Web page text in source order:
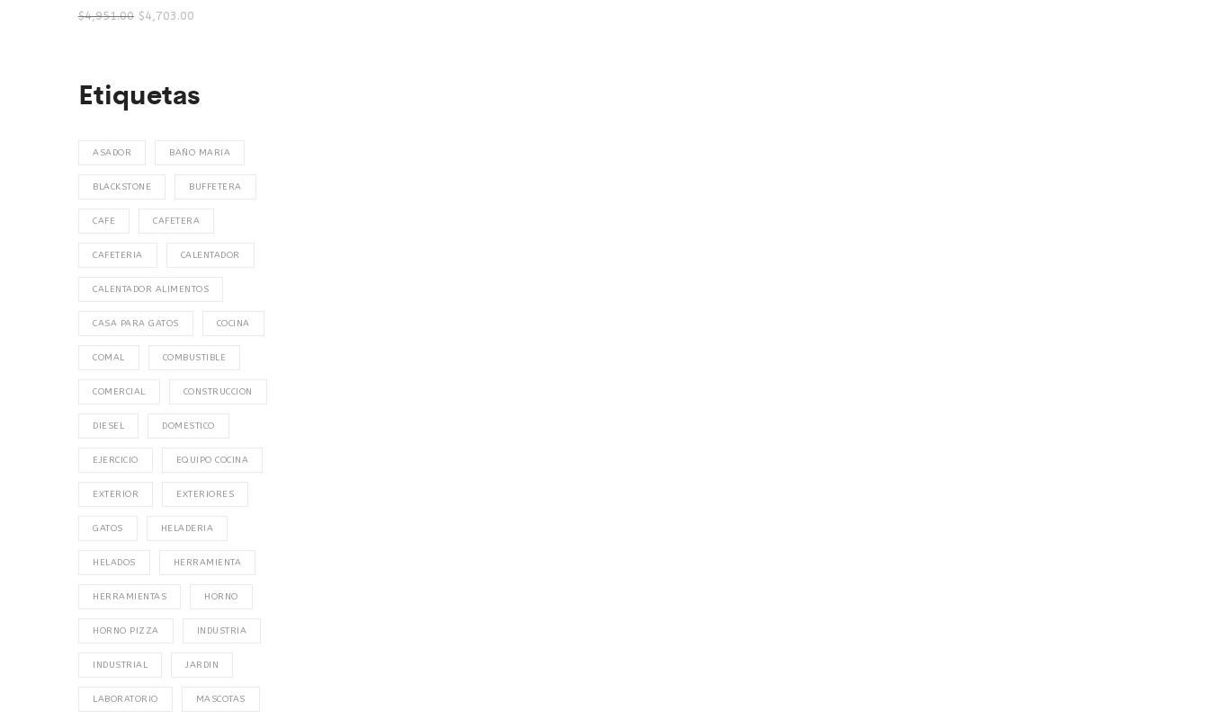
$4,951.00 $4,703.00
Etiquetas
ASADOR BAÑO MARIA
BLACKSTONE BUFFETERA
CAFE CAFETERA
CAFETERIA CALENTADOR
CALENTADOR ALIMENTOS
CASA PARA GATOS COCINA
COMAL COMBUSTIBLE
COMERCIAL CONSTRUCCION
DIESEL DOMESTICO
EJERCICIO EQUIPO COCINA
EXTERIOR EXTERIORES
GATOS HELADERIA
HELADOS HERRAMIENTA
HERRAMIENTAS HORNO
HORNO PIZZA INDUSTRIA
INDUSTRIAL JARDIN
LABORATORIO MASCOTAS